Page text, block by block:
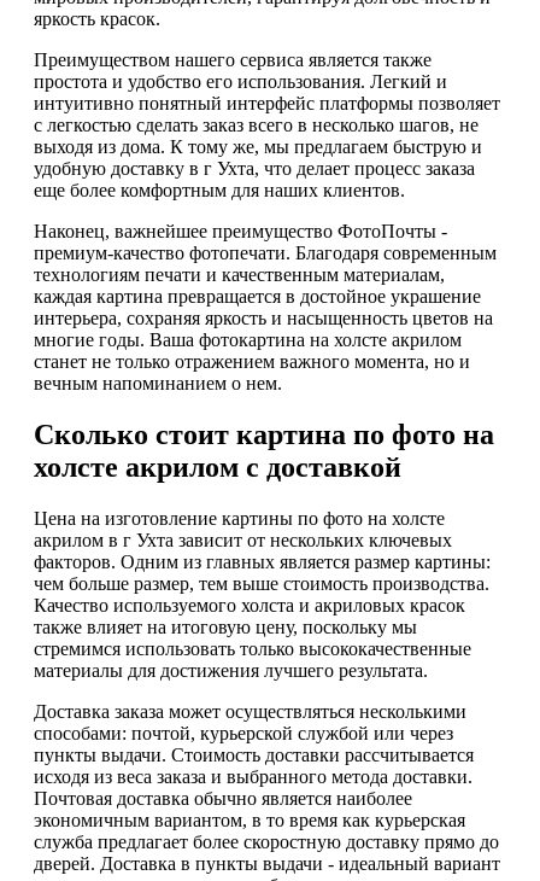
яркость красок.
Преимуществом нашего сервиса является также
простота и удобство его использования. Легкий и
интуитивно понятный интерфейс платформы позволяет
с легкостью сделать заказ всего в несколько шагов, не
выходя из дома. К тому же, мы предлагаем быструю и
удобную доставку в г Ухта, что делает процесс заказа
еще более комфортным для наших клиентов.
Наконец, важнейшее преимущество ФотоПочты -
премиум-качество фотопечати. Благодаря современным
технологиям печати и качественным материалам,
каждая картина превращается в достойное украшение
интерьера, сохраняя яркость и насыщенность цветов на
многие годы. Ваша фотокартина на холсте акрилом
станет не только отражением важного момента, но и
вечным напоминанием о нем.
Сколько стоит картина по фото на
холсте акрилом с доставкой
Цена на изготовление картины по фото на холсте
акрилом в г Ухта зависит от нескольких ключевых
факторов. Одним из главных является размер картины:
чем больше размер, тем выше стоимость производства.
Качество используемого холста и акриловых красок
также влияет на итоговую цену, поскольку мы
стремимся использовать только высококачественные
материалы для достижения лучшего результата.
Доставка заказа может осуществляться несколькими
способами: почтой, курьерской службой или через
пункты выдачи. Стоимость доставки рассчитывается
исходя из веса заказа и выбранного метода доставки.
Почтовая доставка обычно является наиболее
экономичным вариантом, в то время как курьерская
служба предлагает более скоростную доставку прямо до
дверей. Доставка в пункты выдачи - идеальный вариант